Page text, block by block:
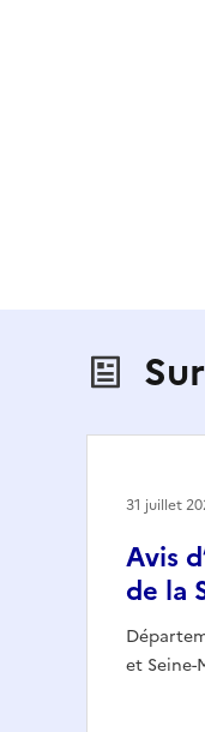
Avis
de la
et Seine-
31 juillet